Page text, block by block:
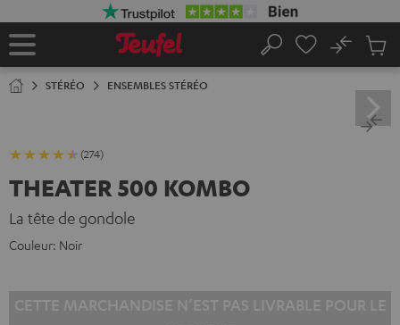
Page
Rechercher
No
panier
STÉRÉO ENSEMBLES STÉRÉO
(274)
THEATER 500 KOMBO
La tête de gondole
Couleur: Noir